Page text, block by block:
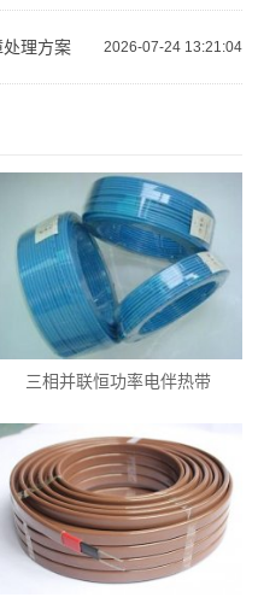
2026-07-24 13:21:04
理方案
三相并联恒功率电伴热带